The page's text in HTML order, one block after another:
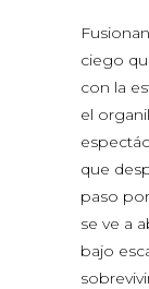
ciego
con la
el
que
paso
se ve a
bajo